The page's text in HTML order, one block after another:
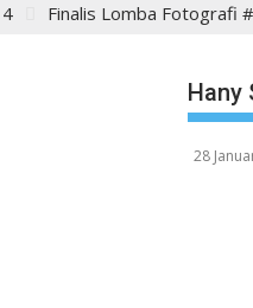
Finalis Lomba Fotografi
Hany
28